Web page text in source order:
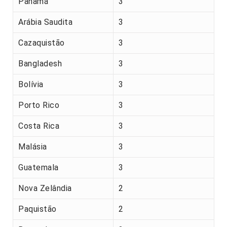
Arábia Saudita 3
Cazaquistão 3
Bangladesh 3
Bolívia 3
Porto Rico 3
Costa Rica 3
Malásia 3
Guatemala 3
Nova Zelândia 2
Paquistão 2